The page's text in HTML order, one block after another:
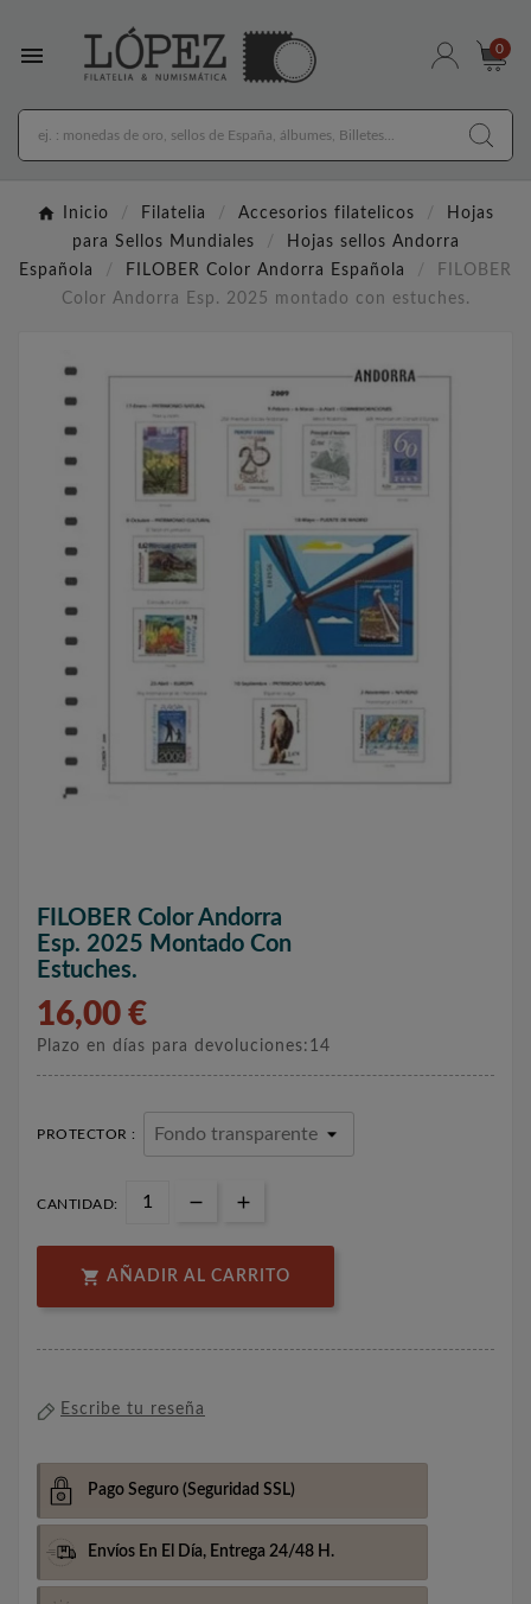
 0
Inicio Filatelia Accesorios filatelicos
Hojas
para Sellos Mundiales
Hojas sellos Andorra
Española
FILOBER Color Andorra Española
FILOBER
Color Andorra Esp. 2025 montado con estuches.
FILOBER Color Andorra
Esp. 2025 Montado Con
Estuches.
16,00 €
Plazo en días para devoluciones:14
PROTECTOR :
CANTIDAD:
 AÑADIR AL CARRITO
Escribe tu reseña
Pago Seguro (Seguridad SSL)
Envíos En El Día, Entrega 24/48 H.